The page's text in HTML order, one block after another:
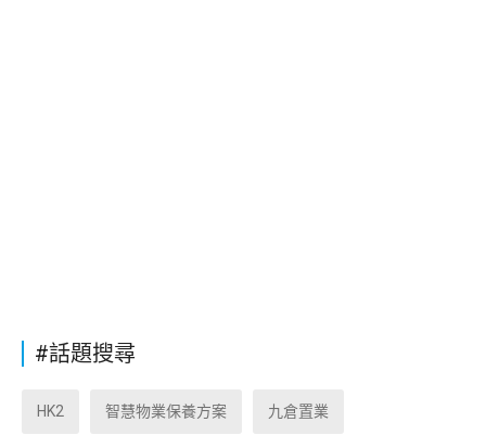
#話題搜尋
HK2 智慧物業保養方案 九倉置業